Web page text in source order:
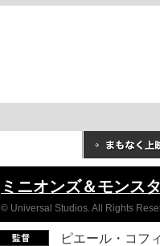
ミニオンズ＆モンス
© Universal Studios. All Rights
ピエール・コフ